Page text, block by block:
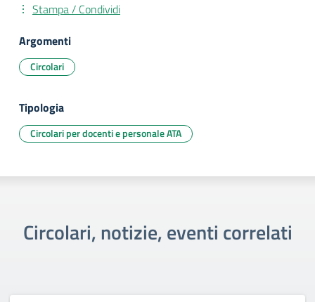
Stampa / Condividi
Argomenti
Circolari
Tipologia
Circolari per docenti e personale ATA
Circolari, notizie, eventi correlati